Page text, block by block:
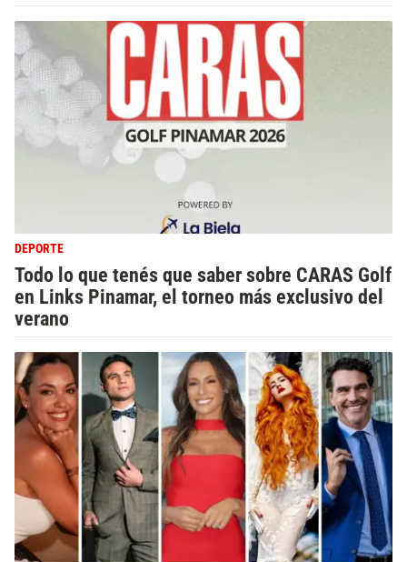
DEPORTE
Todo lo que tenés que saber sobre CARAS Golf
en Links Pinamar, el torneo más exclusivo del
verano